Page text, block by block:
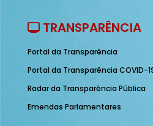
TRANSPARÊNCIA
Portal da Transparência
Portal da Transparência COVID-
Radar da Transparência Pública
Emendas Parlamentares